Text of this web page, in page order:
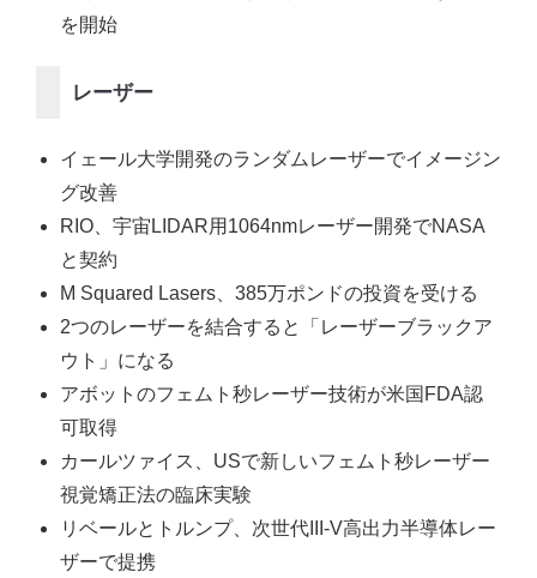
を開始
レーザー
イェール大学開発のランダムレーザーでイメージン
グ改善
RIO、宇宙LIDAR用1064nmレーザー開発でNASA
と契約
M Squared Lasers、385万ポンドの投資を受ける
2つのレーザーを結合すると「レーザーブラックア
ウト」になる
アボットのフェムト秒レーザー技術が米国FDA認
可取得
カールツァイス、USで新しいフェムト秒レーザー
視覚矯正法の臨床実験
リベールとトルンプ、次世代III-V高出力半導体レー
ザーで提携